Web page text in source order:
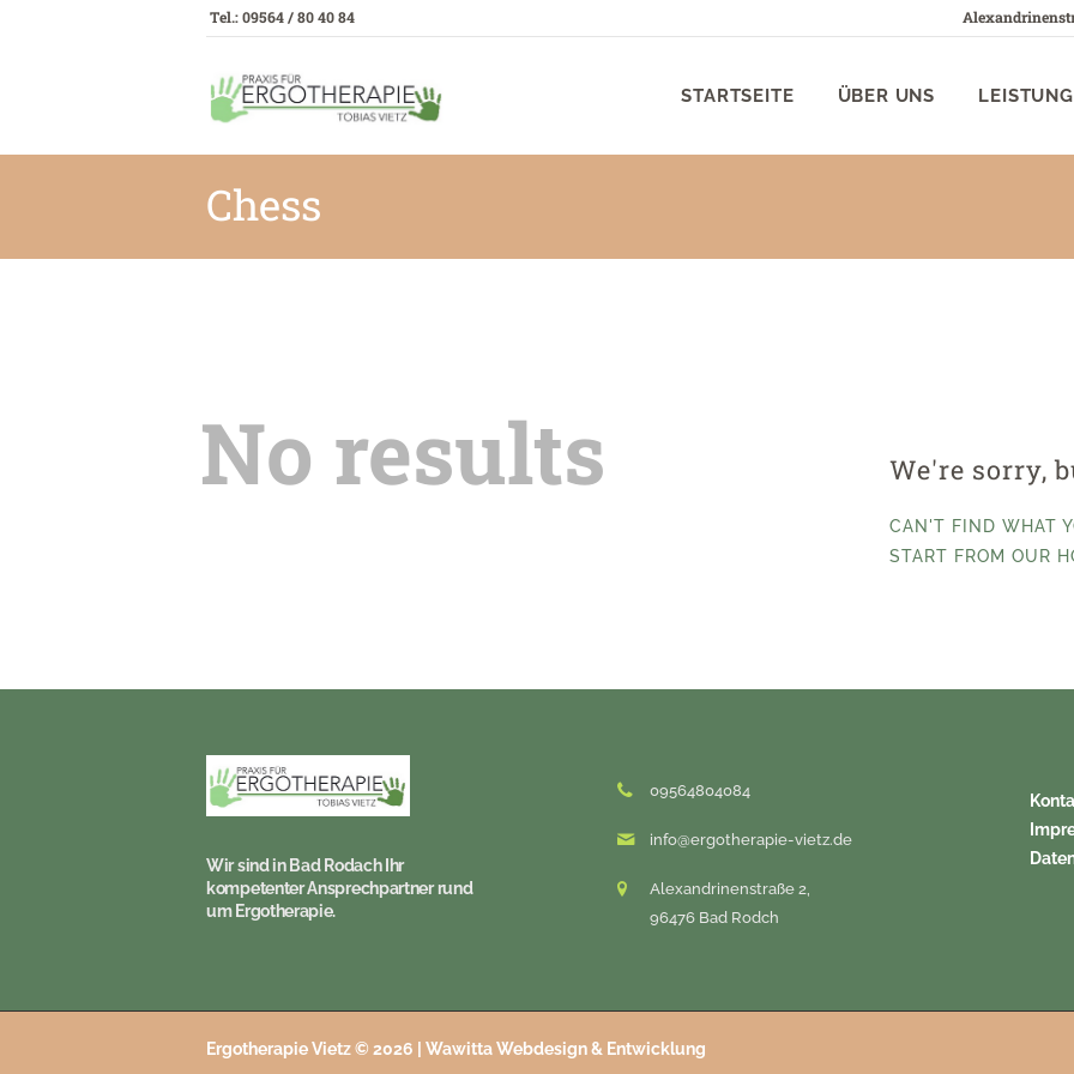
Tel.: 09564 / 80 40 84
STARTSEITE ÜBER UNS
Chess
ERGOTHERAPIE TOBIAS VIETZ
STARTSEITE
ÜBER UNS
LEISTUNGEN
TEAM
No results We're sorry,
CAN'T FIND WHAT
START FROM OUR
Wir sind in Bad Rodach Ihr
kompetenter Ansprechpartner rund
um Ergotherapie.
09564804084
info@ergotherapie-vietz.de
Alexandrinenstraße 2,
96476 Bad Rodch
Ergotherapie Vietz © 2026 | Wawitta Webdesign & Entwicklung